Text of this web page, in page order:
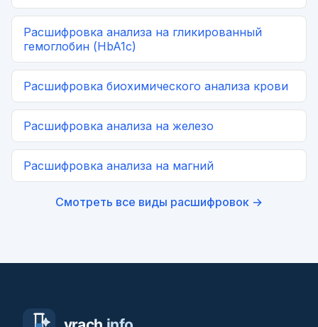
Расшифровка анализа на гликированный
гемоглобин (HbA1c)
Расшифровка биохимического анализа крови
Расшифровка анализа на железо
Расшифровка анализа на магний
Смотреть все виды расшифровок →